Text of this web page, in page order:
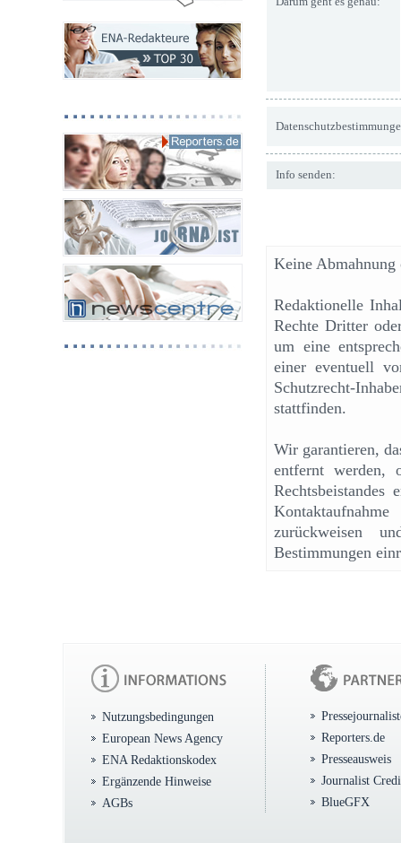
Info senden:
Keine
Redaktionelle
Rechte Dritter
um eine
einer eventuell
Schutzrecht-
stattfinden.
Wir garantieren,
entfernt werden,
zurückweisen
Bestimmungen
Nutzungsbedingungen
European News Agency
ENA Redaktionskodex
Ergänzende Hinweise
AGBs
Reporters.de
Presseausweis
Journalist
BlueGFX